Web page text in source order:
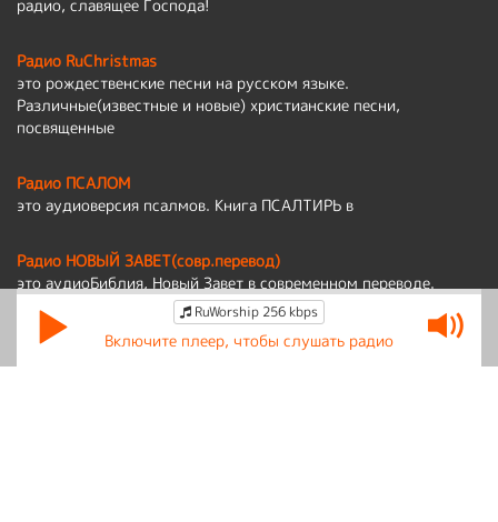
радио, славящее Господа!
Радио RuChristmas
это рождественские песни на русском языке.
Различные(известные и новые) христианские песни,
посвященные
Радио ПСАЛОМ
это аудиоверсия псалмов. Книга ПСАЛТИРЬ в
Радио НОВЫЙ ЗАВЕТ(совр.перевод)
это аудиоБиблия, Новый Завет в современном переводе.
Политика обработки персональных данных
RuWorship 256 kbps
Включите плеер, чтобы слушать радио